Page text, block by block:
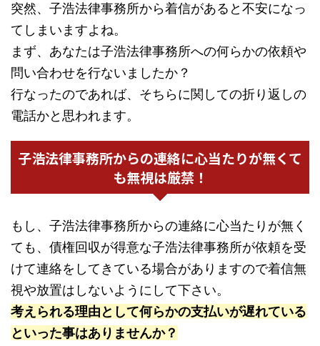
突然、子浩法律事務所から着信があると不安になっ
てしまいますよね。
まず、あなたは子浩法律事務所への何らかの依頼や
問い合わせを行ないましたか？
行なったのであれば、そちらに関しての折り返しの
電話かと思われます。
子浩法律事務所からの連絡に心当たりが無くて
も無視は厳禁！
もし、子浩法律事務所からの連絡に心当たりが無く
ても、債権回収が得意な子浩法律事務所が依頼を受
けて連絡をしてきている場合がありますので着信無
視や放置はしないようにして下さい。
考えられる理由として何らかの支払いが遅れている
といった事はありませんか？